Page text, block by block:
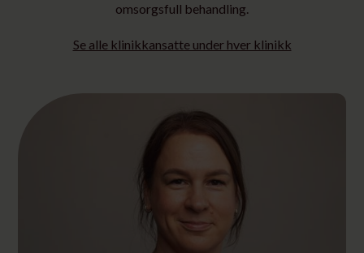
omsorgsfull behandling.
Se alle klinikkansatte under hver klinikk